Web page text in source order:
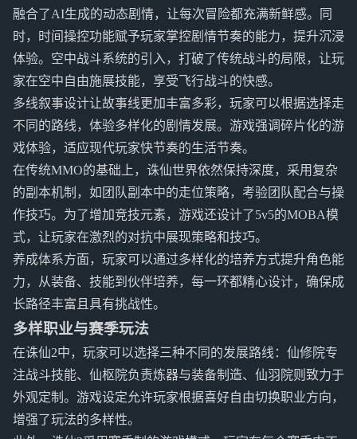
融合了AI生成的动态剧情，让每次冒险都充满新鲜感。同
时，时间操控功能赋予玩家掌控剧情节奏的能力，提升沉浸
体验。空中战斗系统的引入，打破了传统战斗的局限，让玩
家在空中自由施展技能，享受飞行战斗的快感。
多线叙事设计让故事线更加丰富多彩，玩家可以根据选择走
不同的路线，体验多样化的剧情发展。游戏强调碎片化的游
戏体验，适应现代玩家快节奏的生活节奏。
在传统MMO的基础上，诛仙世界依然保持深度，采用复杂
的副本机制，如团队副本中的走位策略，考验团队配合与操
作技巧。为了增加竞技元素，游戏还设计了5v5的MOBA模
式，让玩家在激烈的对抗中展现策略和技巧。
养成体系方面，玩家可以通过多样化的培养方式提升角色能
力，从装备、技能到伙伴培养，每一环都精心设计，确保成
长路径丰富且具有挑战性。
多样职业与赛季玩法
在诛仙2中，玩家可以选择三种不同的发展路线：仙修院专
注战斗技能、仙枢院负责炼器与装备制造、仙羽院则致力于
外观定制。游戏设定允许玩家根据喜好自由切换职业方向，
增强了玩法的多样性。